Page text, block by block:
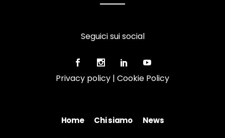
Home Chi siamo News
Seguici sui social
Privacy policy | Cookie Policy